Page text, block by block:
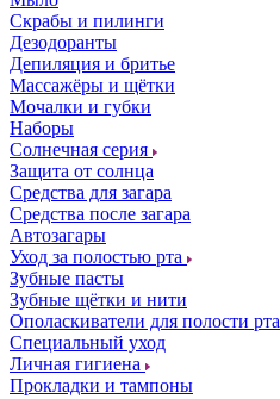
Скрабы и пилинги
Дезодоранты
Депиляция и бритье
Массажёры и щётки
Мочалки и губки
Наборы
Солнечная серия
Защита от солнца
Средства для загара
Средства после загара
Автозагары
Уход за полостью рта
Зубные пасты
Зубные щётки и нити
Ополаскиватели для полости рта
Специальный уход
Личная гигиена
Прокладки и тампоны